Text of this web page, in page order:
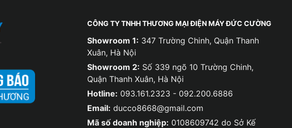
CÔNG TY TNHH THƯƠNG MẠI ĐIỆN MÁY ĐỨC CƯỜNG
Showroom 1: 347 Trường Chinh, Quận Thanh
Xuân, Hà Nội
Showroom 2: Số 339 ngõ 10 Trường Chinh,
Quận Thanh Xuân, Hà Nội
Hotline: 093.161.2323 - 092.200.6886
Email: ducco8668@gmail.com
Mã số doanh nghiệp: 0108609742 do Sở Kế